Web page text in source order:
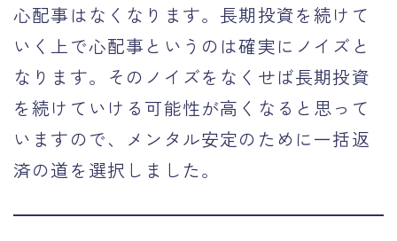
心配事はなくなります。長期投資を続けて
いく上で心配事というのは確実にノイズと
なります。そのノイズをなくせば長期投資
を続けていける可能性が高くなると思って
いますので、メンタル安定のために一括返
済の道を選択しました。